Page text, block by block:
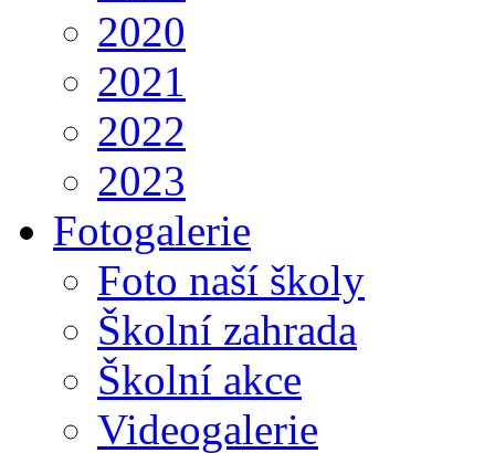
2020
2021
2022
2023
Fotogalerie
Foto naší školy
Školní zahrada
Školní akce
Videogalerie